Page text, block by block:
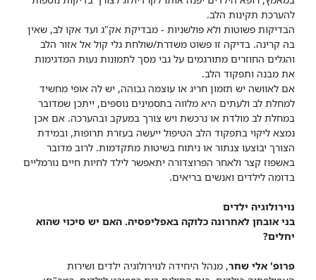
להערכת תקינות הלב.
הבדיקות פשוטות ולא פולשניות - מבדיקת אק"ג ועד אקו לב, שאין
בה קרינה. בדיקה זו פשוט משדרת/שולחת גלי קול אל אזור הלב
והגלים החוזרים מתורגמים על גבי מסך לתמונות נעות המדגימות
את מבנה ותפקוד הלב.
אם לאוושה יש תזמון חריג או עוצמה גבוהה, יש לה אופי מחשיד
למחלת לב ולעתים היא מלווה בתסמינים נוספים, ייתכן שמדובר
במחלת לב מולדת או נרכשת ויש צורך במעקב ובהערכה. אם אכן
נמצא ליקוי בתפקוד הלב הטיפול ייעשה בעזרת תרופות, ובמידת
הצורך יבוצעו צנתור או ניתוח בשיטות מתקדמות. לרוב מדובר
באשפוז קצר ולאחר הפרוצדורה יתאפשר לילד לחיות חיים נורמליים
בדומה לילדים ואנשים בריאים.
נוירולוגיה ילדים
בני אובחן לאחרונה כלוקה באפליפסיה. האם יש סיכוי שהוא
יחלים?
פרופ' אלי שחר, מנהל היחידה לנוירולוגיה ילדים ושירות